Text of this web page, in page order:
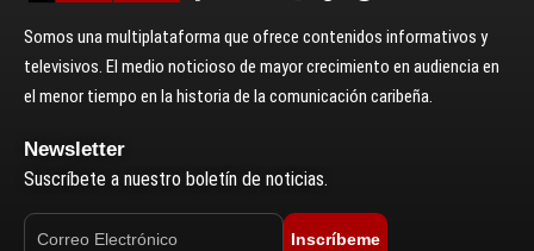
Somos una multiplataforma que ofrece contenidos informativos y
televisivos. El medio noticioso de mayor crecimiento en audiencia en
el menor tiempo en la historia de la comunicación caribeña.
Newsletter
Suscríbete a nuestro boletín de noticias.
Inscríbeme